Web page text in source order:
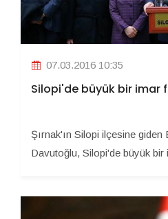
07.03.2016 10:35
Silopi'de büyük bir
Şırnak'ın Silopi ilçesine
Davutoğlu, Silopi'de büyük bir